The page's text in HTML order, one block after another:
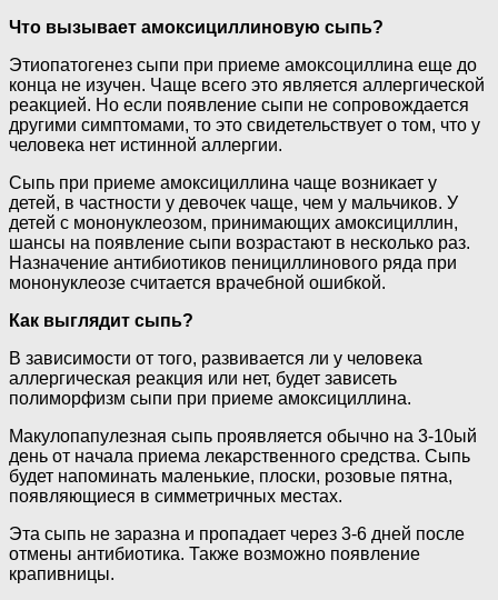
Что вызывает амоксициллиновую сыпь?
Этиопатогенез сыпи при приеме амоксоциллина еще до
конца не изучен. Чаще всего это является аллергической
реакцией. Но если появление сыпи не сопровождается
другими симптомами, то это свидетельствует о том, что у
человека нет истинной аллергии.
Сыпь при приеме амоксициллина чаще возникает у
детей, в частности у девочек чаще, чем у мальчиков. У
детей с мононуклеозом, принимающих амоксициллин,
шансы на появление сыпи возрастают в несколько раз.
Назначение антибиотиков пенициллинового ряда при
мононуклеозе считается врачебной ошибкой.
Как выглядит сыпь?
В зависимости от того, развивается ли у человека
аллергическая реакция или нет, будет зависеть
полиморфизм сыпи при приеме амоксициллина.
Макулопапулезная сыпь проявляется обычно на 3-10ый
день от начала приема лекарственного средства. Сыпь
будет напоминать маленькие, плоски, розовые пятна,
появляющиеся в симметричных местах.
Эта сыпь не заразна и пропадает через 3-6 дней после
отмены антибиотика. Также возможно появление
крапивницы.